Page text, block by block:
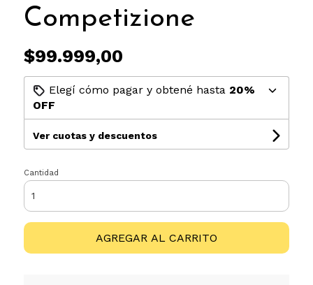
Competizione
$99.999,00
Elegí cómo pagar y obtené hasta 20%
OFF
Ver cuotas y descuentos
Cantidad
AGREGAR AL CARRITO